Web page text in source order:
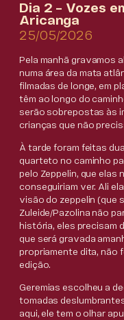
Dia 2 – Vozes
Aricanga
25/05/2026
Pela manhã gravamos
numa área da mata
filmadas de longe, em
têm ao longo do
serão sobrepostas às
crianças que não
À tarde foram feitas
quarteto no caminho
pelo Zeppelin, que elas
conseguiriam ver. Ali
visão do zeppelin (que
Zuleide/Pazolina não
história, eles precisam
que será gravada
propriamente dita, não
edição.
Geremias escolheu a
tomadas
aqui, ele tem o olhar